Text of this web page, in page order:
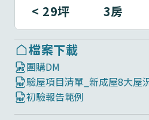
< 29坪 3房
檔案下載
團購DM
驗屋項目清單_新成屋8大屋
初驗報告範例